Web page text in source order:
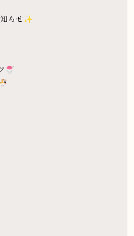
らせ✨
🍧